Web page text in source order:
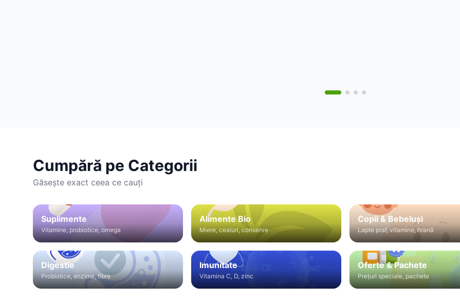
Cumpără pe Categorii
Găsește exact ceea ce cauți
Suplimente
Vitamine, probiotice, omega
Alimente Bio
Miere, ceaiuri, conserve
Copii & Bebeluși
Lapte praf, vitamine, hrană
Digestie
Probiotice, enzime, fibre
Imunitate
Vitamina C, D, zinc
Oferte & Pachete
Prețuri speciale, pachete